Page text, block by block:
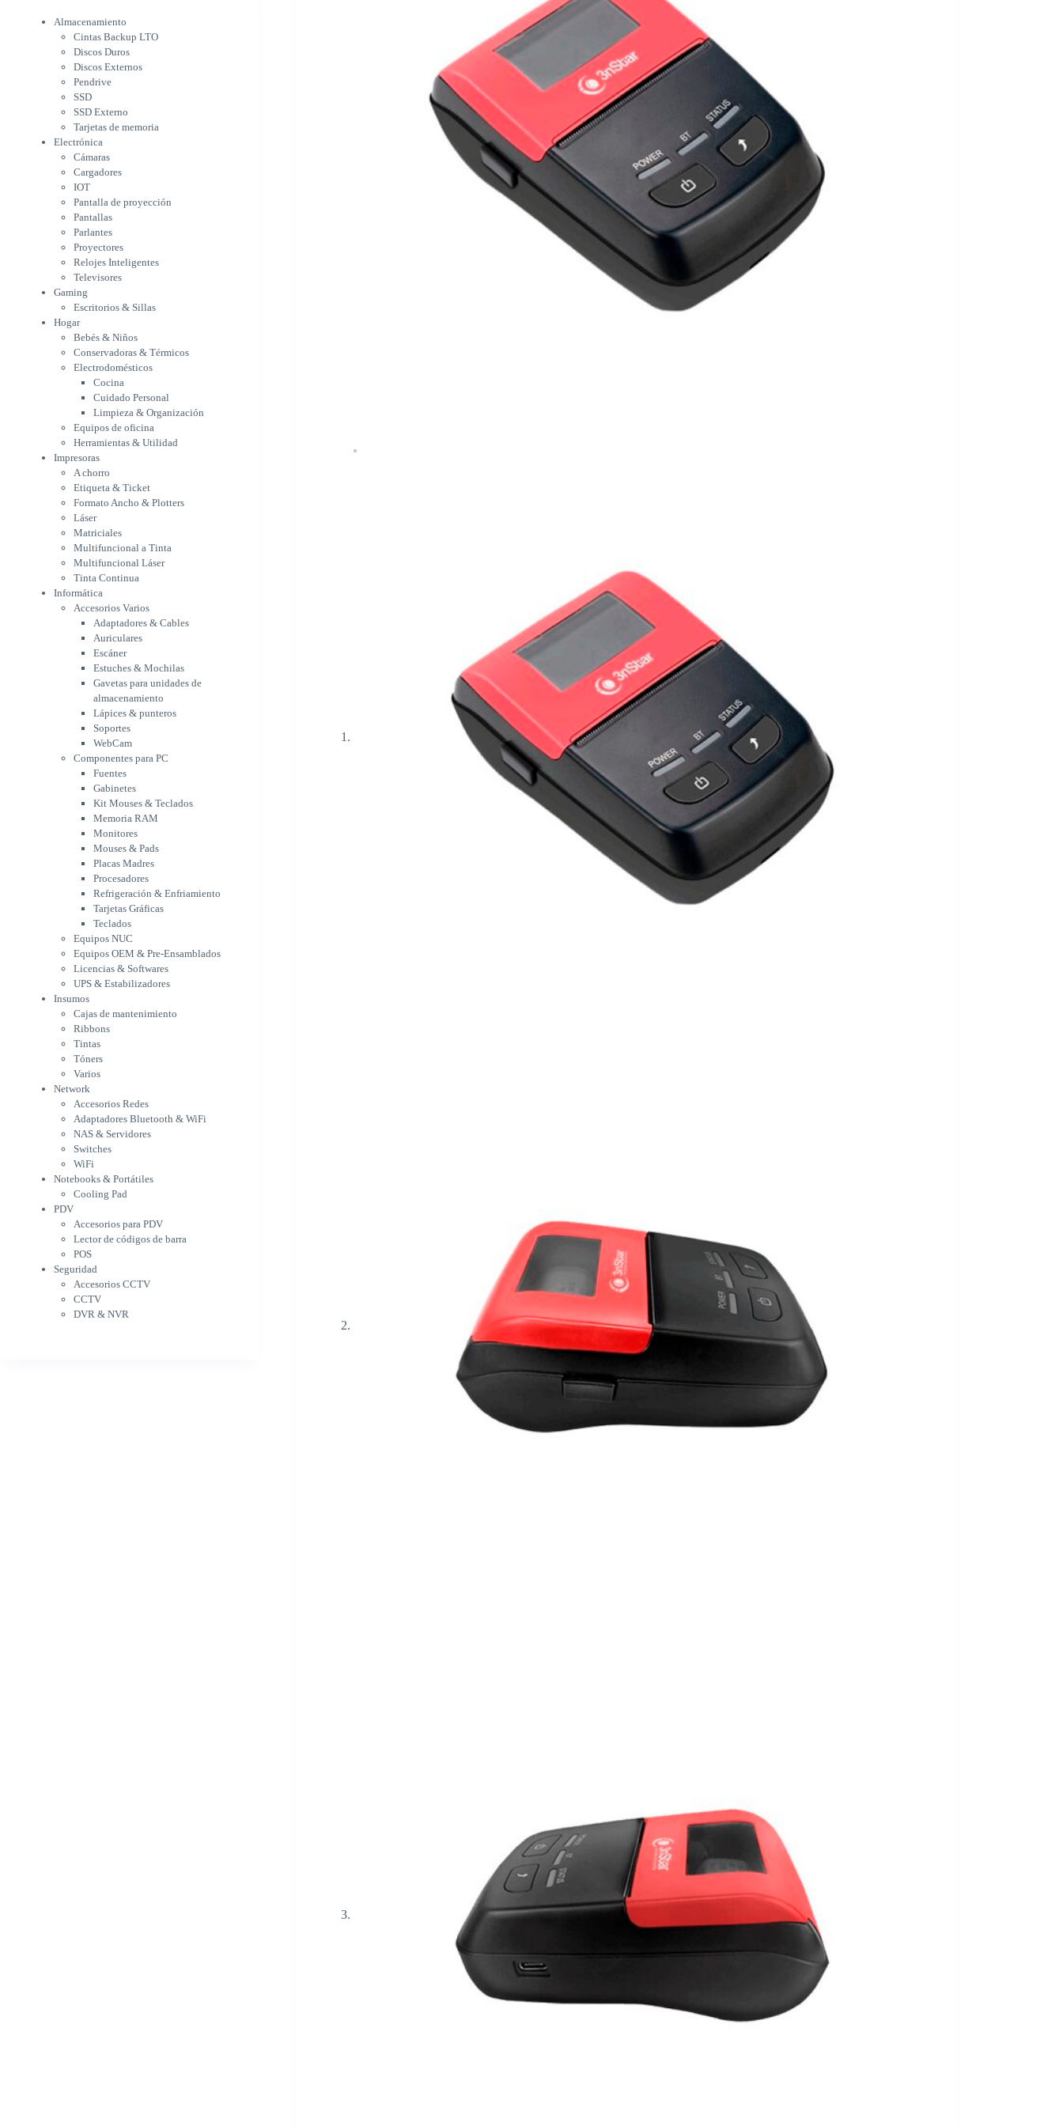
Cámaras
Cargadores
IOT
Pantalla de proyección
Pantallas
Parlantes
Proyectores
Relojes Inteligentes
Televisores
Gaming
Escritorios & Sillas
Hogar
Bebés & Niños
Conservadoras & Térmicos
Electrodomésticos
Cocina
Cuidado Personal
Equipos de oficina
Impresoras
A chorro
Etiqueta & Ticket
Formato Ancho & Plotters
Láser
Matriciales
Multifuncional a Tinta
Multifuncional Láser
Tinta Continua
Informática
Accesorios Varios
Adaptadores & Cables
Auriculares
Escáner
Estuches & Mochilas
Gavetas para unidades de
Lápices & punteros
Soportes
WebCam
Componentes para PC
Fuentes
Gabinetes
Kit Mouses & Teclados
Memoria RAM
Monitores
Mouses & Pads
Placas Madres
Procesadores
Refrigeración &
Enfriamiento
Tarjetas Gráficas
Teclados
Equipos NUC
Equipos OEM & Pre-
Ensamblados
Licencias & Softwares
UPS & Estabilizadores
Insumos
Cajas de mantenimiento
Ribbons
Tintas
Tóners
Varios
Network
Accesorios Redes
Adaptadores Bluetooth &
WiFi
NAS & Servidores
Switches
WiFi
Notebooks & Portátiles
Cargador para notebook
Cooling Pad
PDV
Accesorios para PDV
POS
Seguridad
Accesorios CCTV
CCTV
DVR & NVR
Sin categorizar
Almacenamiento
Cintas Backup LTO
Discos Duros
Discos Externos
Pendrive
SSD
SSD Externo
Tarjetas de memoria
Electrónica
Cámaras
Cargadores
IOT
Pantalla de proyección
Pantallas
Parlantes
Proyectores
Relojes Inteligentes
Televisores
Gaming
Escritorios & Sillas
Hogar
Bebés & Niños
Conservadoras & Térmicos
Electrodomésticos
Cocina
Cuidado Personal
Limpieza & Organización
Equipos de oficina
Herramientas & Utilidad
Impresoras
A chorro
Etiqueta & Ticket
Formato Ancho & Plotters
Láser
Matriciales
Multifuncional a Tinta
Multifuncional Láser
Tinta Continua
Informática
Accesorios Varios
Adaptadores & Cables
Auriculares
Escáner
Estuches & Mochilas
Gavetas para unidades de
almacenamiento
Lápices & punteros
Soportes
WebCam
Componentes para PC
Fuentes
Gabinetes
Kit Mouses & Teclados
Memoria RAM
Monitores
Mouses & Pads
Placas Madres
Procesadores
Refrigeración & Enfriamiento
Tarjetas Gráficas
Teclados
Equipos NUC
Equipos OEM & Pre-Ensamblados
Licencias & Softwares
UPS & Estabilizadores
Insumos
Cajas de mantenimiento
Ribbons
Tintas
Tóners
Varios
Network
Accesorios Redes
Adaptadores Bluetooth & WiFi
NAS & Servidores
Switches
WiFi
Notebooks & Portátiles
Cooling Pad
PDV
Accesorios para PDV
Lector de códigos de barra
POS
Seguridad
Accesorios CCTV
CCTV
DVR & NVR